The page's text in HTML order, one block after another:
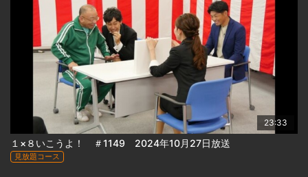
23:33
１×８いこうよ！ ＃1149 2024年10月27日放送
見放題コース